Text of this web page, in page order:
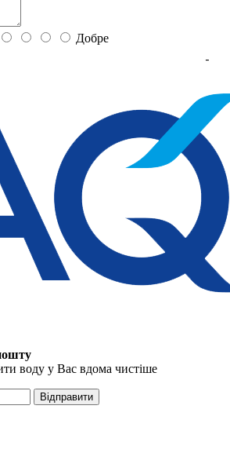
Добре
воду у Вас вдома чистіше
Відправити